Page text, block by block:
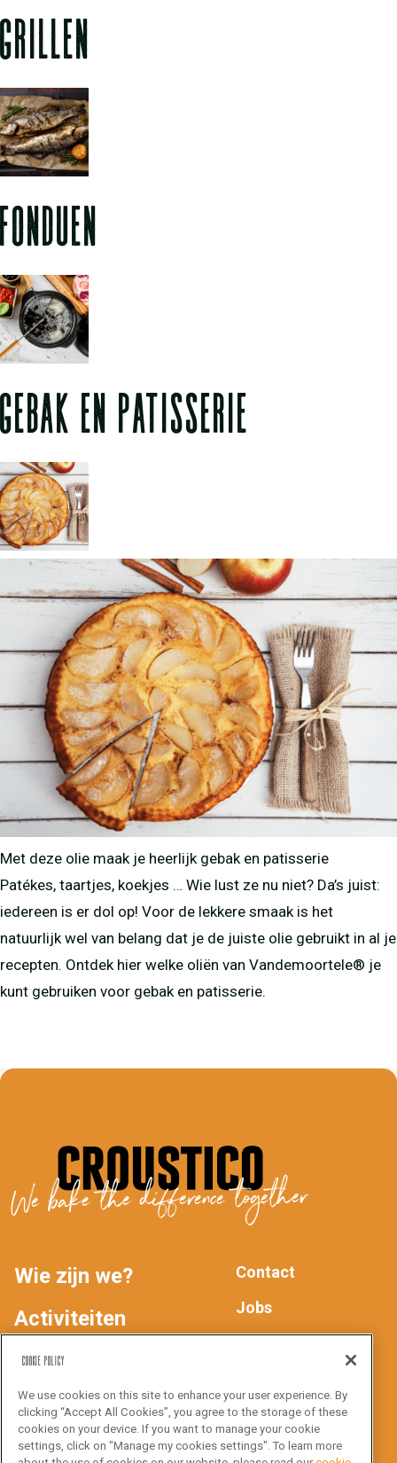
GRILLEN
FONDUEN
GEBAK EN PATISSERIE
Met deze olie maak je heerlijk gebak en patisserie
Patékes, taartjes, koekjes … Wie lust ze nu niet? Da’s juist:
iedereen is er dol op! Voor de lekkere smaak is het
natuurlijk wel van belang dat je de juiste olie gebruikt in al je
recepten. Ontdek hier welke oliën van Vandemoortele® je
kunt gebruiken voor gebak en patisserie.
We bake the difference together
MAIN
NAV
Wie zijn we?
Activiteiten
Producten
Inspiratie
FOOTER
Contact
Jobs
Volg ons
Cookie Policy
We use cookies on this site to enhance your user experience. By
clicking “Accept All Cookies”, you agree to the storage of these
cookies on your device. If you want to manage your cookie
settings, click on "Manage my cookies settings". To learn more